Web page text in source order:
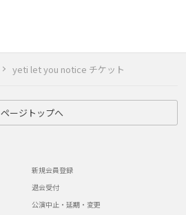
yeti let you notice チケット
ページトップへ
新規会員登録
退会受付
公演中止・延期・変更